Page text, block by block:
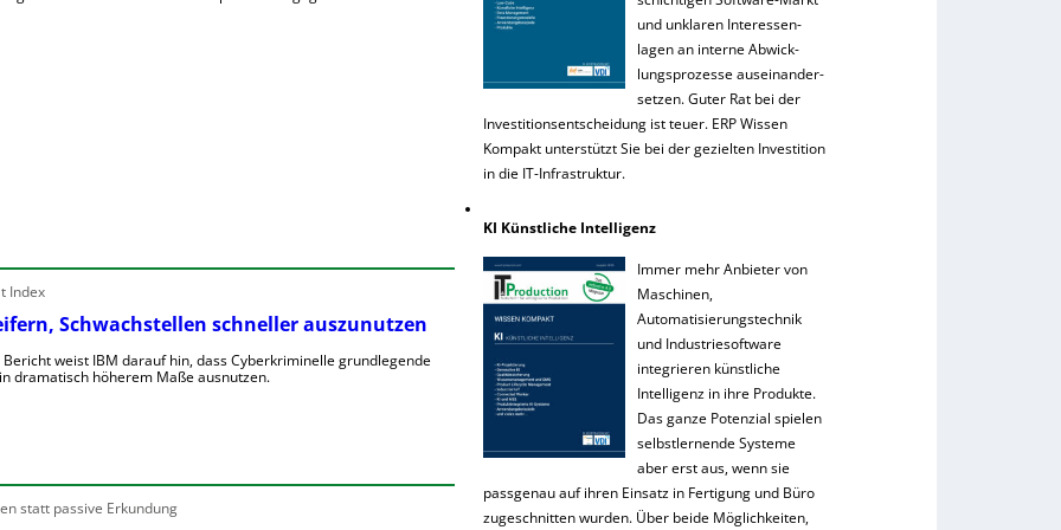
Index
Schwachstellen schneller auszunutzen
weist IBM darauf hin, dass Cyberkriminelle grundlegende
dramatisch höherem Maße ausnutzen.
statt passive Erkundung
und unklaren Interessen-
lagen an interne Abwick-
lungsprozesse auseinander-
setzen. Guter Rat bei der
Investitionsentscheidung ist teuer. ERP Wissen
Kompakt unterstützt Sie bei der gezielten Investition
in die IT-Infrastruktur.
KI Künstliche Intelligenz
Immer mehr Anbieter von
Maschinen,
Automatisierungstechnik
und Industriesoftware
integrieren künstliche
Intelligenz in ihre Produkte.
Das ganze Potenzial spielen
selbstlernende Systeme
aber erst aus, wenn sie
passgenau auf ihren Einsatz in Fertigung und Büro
zugeschnitten wurden. Über beide Möglichkeiten,